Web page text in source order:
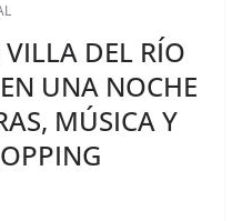
DEL RÍO
UNA NOCHE
MÚSICA Y